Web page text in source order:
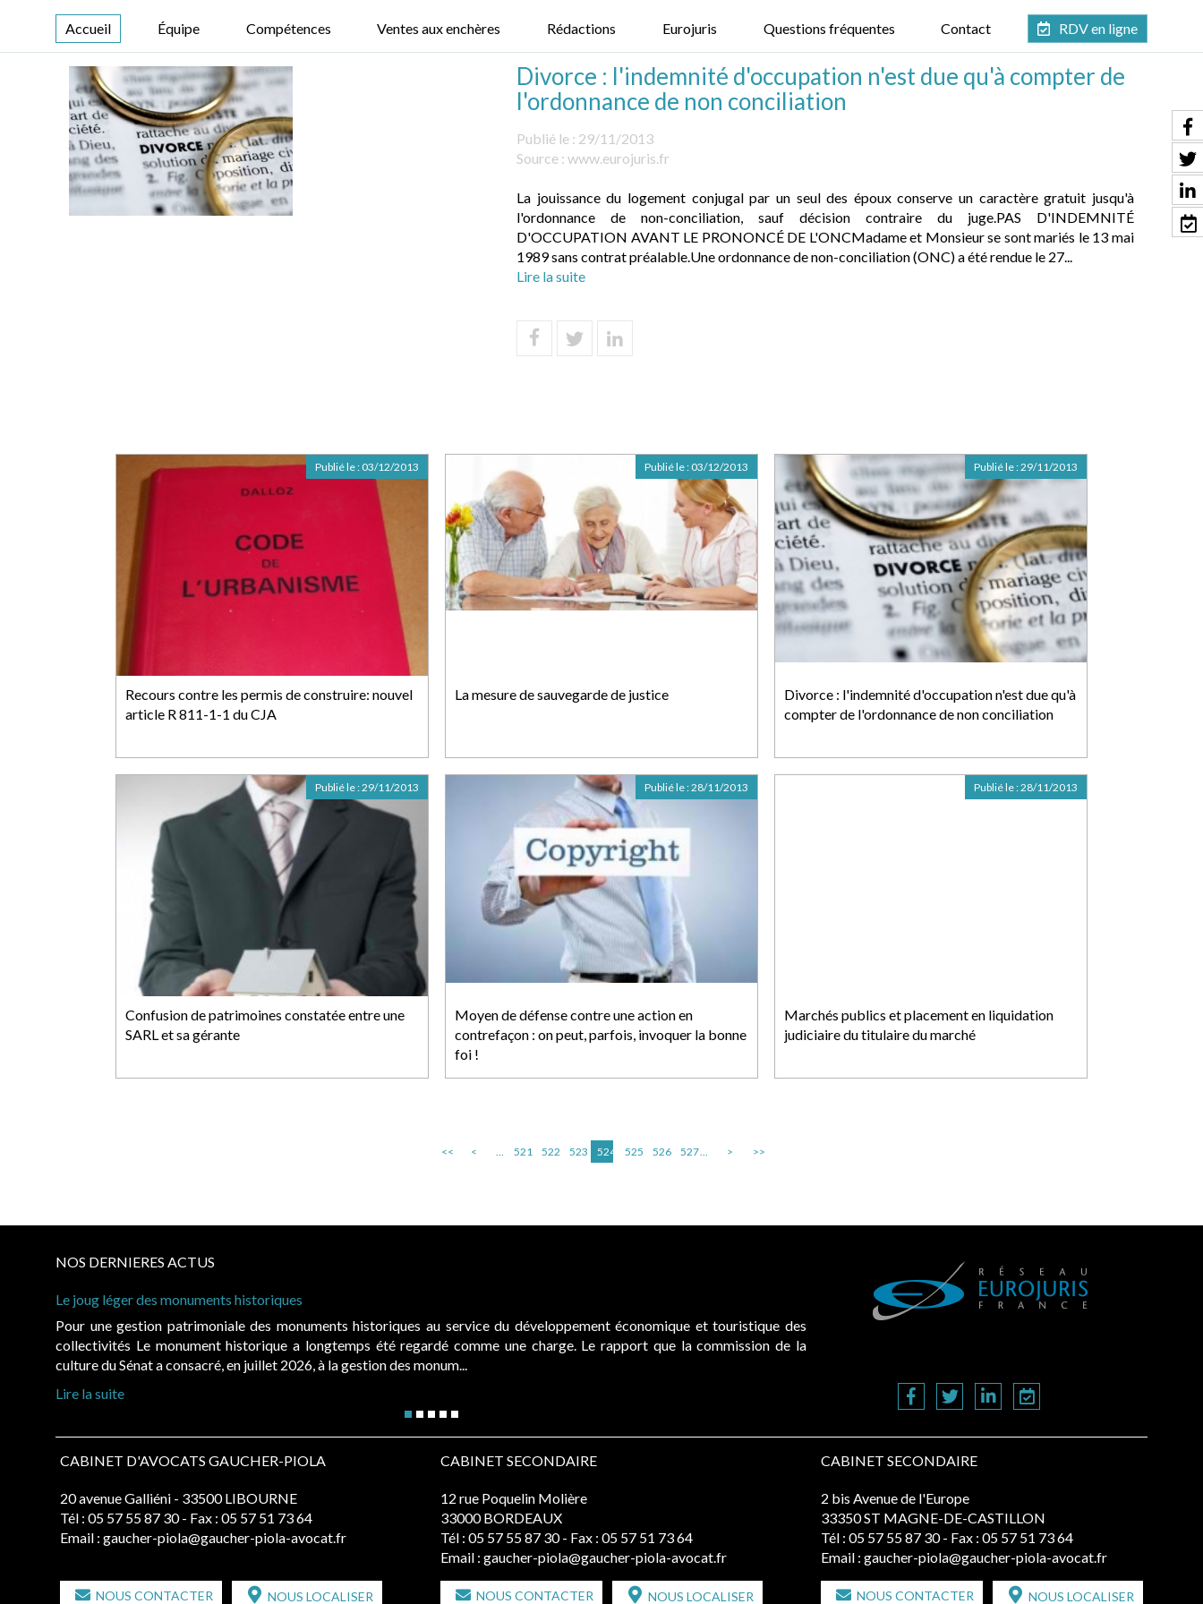
Accueil Équipe Compétences Ventes aux enchères Rédactions Eurojuris Questions fréquentes Contact RDV en ligne
Divorce : l'indemnité d'occupation n'est due qu'à compter de
l'ordonnance de non conciliation
Publié le : 29/11/2013
Source : www.eurojuris.fr
La jouissance du logement conjugal par un seul des époux conserve un caractère gratuit jusqu'à
l'ordonnance de non-conciliation, sauf décision contraire du juge.PAS D'INDEMNITÉ
D'OCCUPATION AVANT LE PRONONCÉ DE L'ONCMadame et Monsieur se sont mariés le 13 mai
1989 sans contrat préalable.Une ordonnance de non-conciliation (ONC) a été rendue le 27...
Lire la suite
Recours contre les permis de construire: nouvel
article R 811-1-1 du CJA
Publié le : 03/12/2013
La mesure de sauvegarde de justice
Publié le : 03/12/2013
Divorce : l'indemnité d'occupation n'est due qu'à
compter de l'ordonnance de non conciliation
Publié le :29/11/2013
Confusion de patrimoines constatée entre une
SARL et sa gérante
Publié le :29/11/2013
Moyen de défense contre une action en
contrefaçon : on peut, parfois, invoquer la bonne
foi !
Publié le :28/11/2013
Marchés publics et placement en liquidation
judiciaire du titulaire du marché
Publié le :28/11/2013
<< < ... 521 522 523 524 525 526 527... > >>
NOS DERNIERES ACTUS
Le joug léger des monuments historiques
Pour une gestion patrimoniale des monuments historiques au service du développement économique et touristique des
collectivités Le monument historique a longtemps été regardé comme une charge. Le rapport que la commission de la
culture du Sénat a consacré, en juillet 2026, à la gestion des monum...
Lire la suite
CABINET D'AVOCATS GAUCHER-PIOLA
20 avenue Galliéni - 33500 LIBOURNE
Tél : 05 57 55 87 30 - Fax : 05 57 51 73 64
Email : gaucher-piola@gaucher-piola-avocat.fr
NOUS CONTACTER NOUS LOCALISER
CABINET SECONDAIRE
12 rue Poquelin Molière
33000 BORDEAUX
Tél : 05 57 55 87 30 - Fax : 05 57 51 73 64
Email : gaucher-piola@gaucher-piola-avocat.fr
NOUS CONTACTER NOUS LOCALISER
CABINET SECONDAIRE
2 bis Avenue de l'Europe
33350 ST MAGNE-DE-CASTILLON
Tél : 05 57 55 87 30 - Fax : 05 57 51 73 64
Email : gaucher-piola@gaucher-piola-avocat.fr
NOUS CONTACTER NOUS LOCALISER